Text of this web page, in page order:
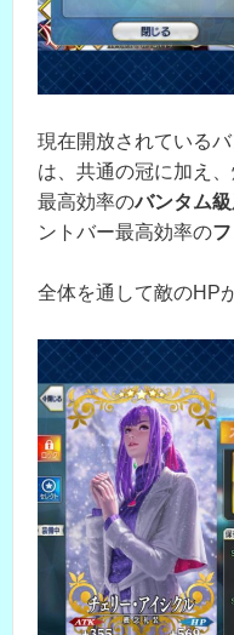
現在開放されている
は、共通の冠に加え
最高効率のバンタム級
ントバー最高効率の
全体を通して敵のHP